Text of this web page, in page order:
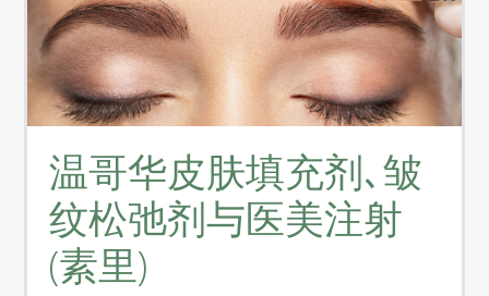
温哥华皮肤填充剂､皱
纹松弛剂与医美注射
(素里)